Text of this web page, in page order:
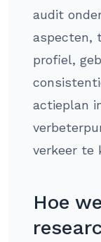
audit
aspecten,
profiel,
actieplan
verkeer te
Hoe